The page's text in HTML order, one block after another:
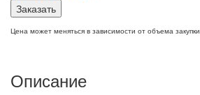
Заказать
Цена может меняться в зависимости от объема закупки
Описание